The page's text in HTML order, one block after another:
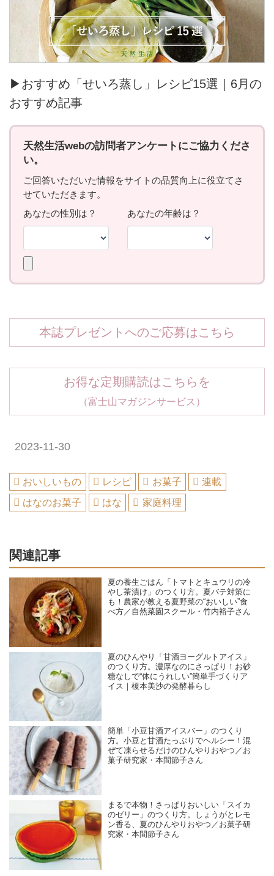
▶おすすめ「せいろ蒸し」レシピ15選｜6月の
おすすめ記事
本誌プレゼントへのご応募はこちら
お得な定期購読はこちらを
（富士山マガジンサービス）
2023-11-30
おいしいもの レシピ お菓子
連載
はなのお菓子
はな 家庭料理
関連記事
夏の養生ごはん「トマトとキュウリの冷
やし茶漬け」のつくり方。夏バテ対策に
も！農家が教える夏野菜の“おいしい”食
べ方／自然菜園スクール・竹内裕子さん
夏のひんやり「甘酒ヨーグルトアイス」
のつくり方。濃厚なのにさっぱり！お砂
糖なしで“体にうれしい”簡単手づくりア
イス｜榎本美沙の発酵暮らし
簡単「小豆甘酒アイスバー」のつくり
方。小豆と甘酒たっぷりでヘルシー！混
ぜて凍らせるだけのひんやりおやつ／お
菓子研究家・本間節子さん
まるで本物！さっぱりおいしい「スイカ
のゼリー」のつくり方。しょうがとレモ
ン香る、夏のひんやりおやつ／お菓子研
究家・本間節子さん